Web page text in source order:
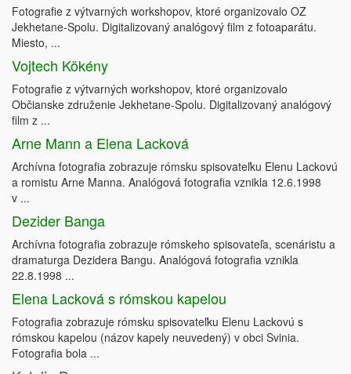
Fotografie z výtvarných workshopov, ktoré organizovalo OZ
Jekhetane-Spolu. Digitalizovaný analógový film z fotoaparátu.
Miesto, ...
Vojtech Kökény
Fotografie z výtvarných workshopov, ktoré organizovalo
Občianske združenie Jekhetane-Spolu. Digitalizovaný analógový
film z ...
Arne Mann a Elena Lacková
Archívna fotografia zobrazuje rómsku spisovateľku Elenu Lackovú
a romistu Arne Manna. Analógová fotografia vznikla 12.6.1998
v ...
Dezider Banga
Archívna fotografia zobrazuje rómskeho spisovateľa, scenáristu a
dramaturga Dezidera Bangu. Analógová fotografia vznikla
22.8.1998 ...
Elena Lacková s rómskou kapelou
Fotografia zobrazuje rómsku spisovateľku Elenu Lackovú s
rómskou kapelou (názov kapely neuvedený) v obci Svinia.
Fotografia bola ...